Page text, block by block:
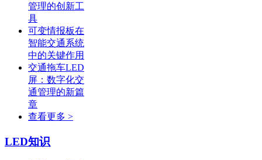
管理的创新工
具
可变情报板在
智能交通系统
中的关键作用
交通拖车LED
屏：数字化交
通管理的新篇
章
查看更多 >
LED知识